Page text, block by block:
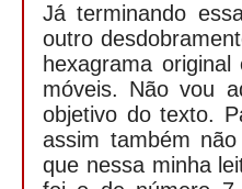
Já terminando
outro
hexagrama
móveis. Não vou
objetivo do texto.
assim também
que nessa minha